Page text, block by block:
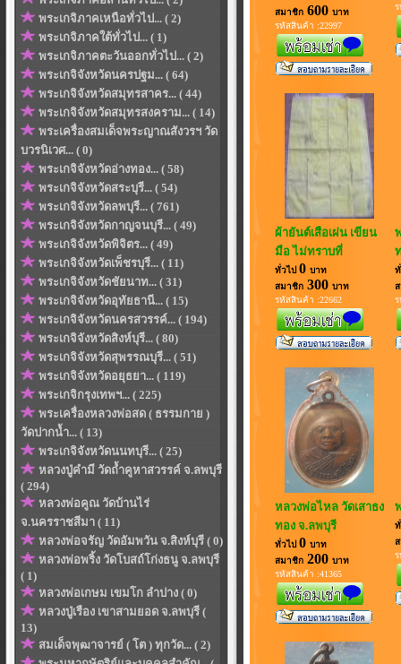
พระเกจิภาคเหนือทั่วไป... ( 2)
พระเกจิภาคใต้ทั่วไป... ( 1)
พระเกจิภาคตะวันออกทั่วไป... ( 2)
พระเกจิจังหวัดนครปฐม... ( 64)
พระเกจิจังหวัดสมุทรสาคร... ( 44)
พระเกจิจังหวัดสมุทรสงคราม... ( 14)
พระเครื่องสมเด็จพระญาณสังวรฯ วัด
บวรนิเวศ... ( 0)
พระเกจิจังหวัดอ่างทอง... ( 58)
พระเกจิจังหวัดสระบุรี... ( 54)
พระเกจิจังหวัดลพบุรี... ( 761)
พระเกจิจังหวัดกาญจนบุรี... ( 49)
พระเกจิจังหวัดพิจิตร... ( 49)
พระเกจิจังหวัดเพ็ชรบุรี... ( 11)
พระเกจิจังหวัดชัยนาท... ( 31)
พระเกจิจังหวัดอุทัยธานี... ( 15)
พระเกจิจังหวัดนครสวรรค์... ( 194)
พระเกจิจังหวัดสิงห์บุรี... ( 80)
พระเกจิจังหวัดสุพรรณบุรี... ( 51)
พระเกจิจังหวัดอยุธยา... ( 119)
พระเกจิกรุงเทพฯ... ( 225)
พระเครื่องหลวงพ่อสด ( ธรรมกาย )
วัดปากน้ำ... ( 13)
พระเกจิจังหวัดนนทบุรี... ( 25)
หลวงปู่คำมี วัดถ้ำคูหาสวรรค์ จ.ลพบุรี
( 294)
หลวงพ่อคูณ วัดบ้านไร่
จ.นครราชสีมา ( 11)
หลวงพ่อจรัญ วัดอัมพวัน จ.สิงห์บุรี ( 0)
หลวงพ่อพริ้ง วัดโบสถ์โก่งธนู จ.ลพบุรี
( 1)
หลวงพ่อเกษม เขมโก ลำปาง ( 0)
หลวงปู่เรือง เขาสามยอด จ.ลพบุรี (
13)
สมเด็จพุฒาจารย์ ( โต ) ทุกวัด... ( 2)
สมาชิก 600 บาท
รหัสสินค้า :22997
ผ้ายันต์เสือเผ่น เขียน
มือ ไม่ทราบที่
ทั่วไป 0 บาท
สมาชิก 300 บาท
รหัสสินค้า :22662
หลวงพ่อไหล วัดเสาธง
ทอง จ.ลพบุรี
ทั่วไป 0 บาท
สมาชิก 200 บาท
รหัสสินค้า :41365